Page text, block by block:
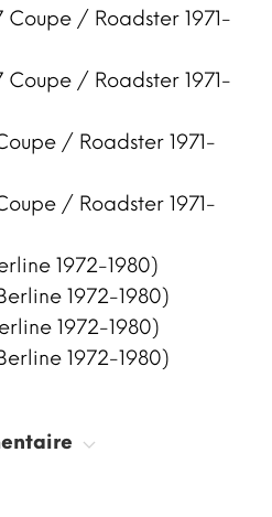
Coupe / Roadster 1971-
Coupe / Roadster 1971-
/ Roadster 1971-
/ Roadster 1971-
1972-1980)
1972-1980)
1972-1980)
1972-1980)